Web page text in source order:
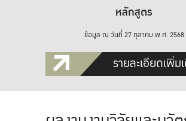
หลักสูตร
ข้อมูล ณ วันที่ 27 ตุลาคม พ.ศ. 2568
รายละเอียดเพิ่ม